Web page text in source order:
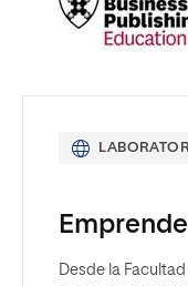
Desde la